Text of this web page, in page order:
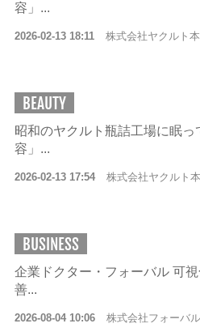
容」...
2026-02-13 18:11 株式会社ヤクルト
BEAUTY
昭和のヤクルト瓶詰工場に眠
容」...
2026-02-13 17:54 株式会社ヤクルト
BUSINESS
企業ドクター・フォーバル 可
善...
2026-08-04 10:06 株式会社フォーバル